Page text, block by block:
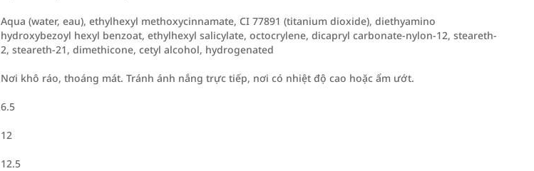
Aqua (water, eau), ethylhexyl methoxycinnamate, CI 77891 (titanium dioxide), diethyamino
hydroxybezoyl hexyl benzoat, ethylhexyl salicylate, octocrylene, dicapryl carbonate-nylon-12, steareth-
2, steareth-21, dimethicone, cetyl alcohol, hydrogenated
Nơi khô ráo, thoáng mát. Tránh ánh nắng trực tiếp, nơi có nhiệt độ cao hoặc ẩm ướt.
6.5
12
12.5